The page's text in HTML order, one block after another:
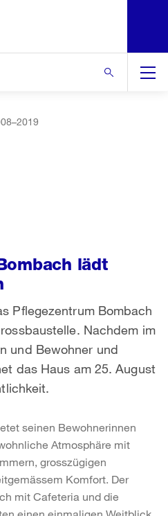
lädt
Pflegezentrum Bombach
Nachdem im
und Bewohner und
das Haus am 25. August
seinen Bewohnerinnen
Atmosphäre mit
grosszügigen
Komfort. Der
mit Cafeteria und die
einen einmaligen Weitblick